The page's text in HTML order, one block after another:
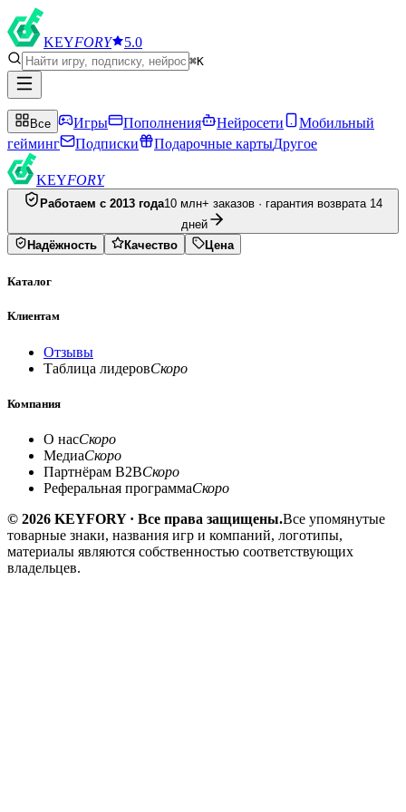
KEYFORY 5.0
⌘K
Все Игры Пополнения Нейросети
Мобильный
гейминг
Подписки Подарочные картыДругое
KEYFORY
Работаем с 2013 года10 млн+ заказов · гарантия возврата 14
дней
Надёжность
Качество Цена
Каталог
Клиентам
Отзывы
Таблица лидеровСкоро
Компания
О насСкоро
МедиаСкоро
Партнёрам B2BСкоро
Реферальная программаСкоро
© 2026 KEYFORY · Все права защищены.Все упомянутые
товарные знаки, названия игр и компаний, логотипы,
материалы являются собственностью соответствующих
владельцев.